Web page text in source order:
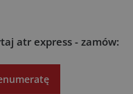
atr express - zamów: